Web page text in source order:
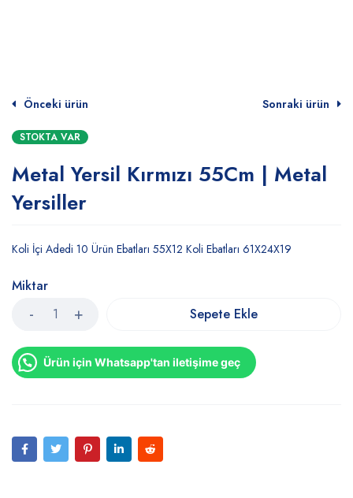
Önceki ürün Sonraki ürün
STOKTA VAR
Metal Yersil Kırmızı 55Cm | Metal
Yersiller
Koli İçi Adedi 10 Ürün Ebatları 55X12 Koli Ebatları 61X24X19
Miktar
Sepete Ekle
Ürün için Whatsapp'tan iletişime geç